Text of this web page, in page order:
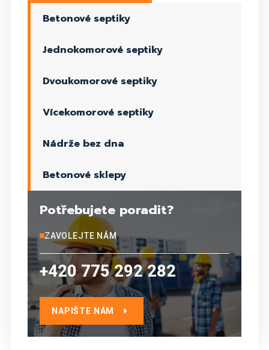
Betonové septiky
Jednokomorové septiky
Dvoukomorové septiky
Vícekomorové septiky
Nádrže bez dna
Betonové sklepy
Potřebujete poradit?
ZAVOLEJTE NÁM
+420 775 292 282
NAPIŠTE NÁM